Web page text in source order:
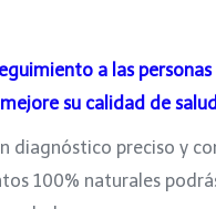
a las
su calidad de
diagnóstico preciso y
100% naturales